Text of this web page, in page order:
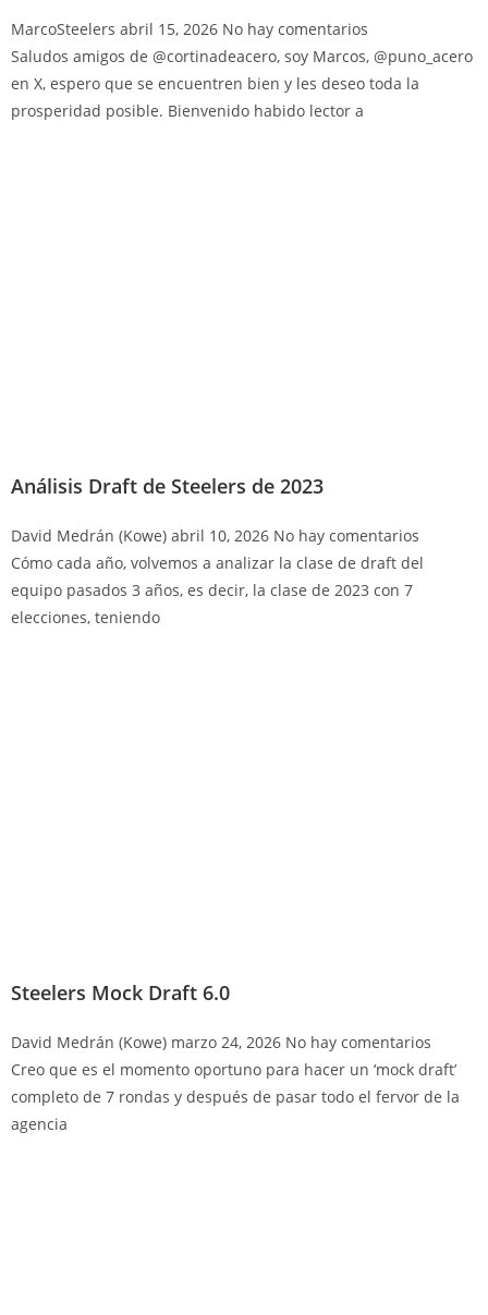
MarcoSteelers abril 15, 2026 No hay comentarios
Saludos amigos de @cortinadeacero, soy Marcos, @puno_acero
en X, espero que se encuentren bien y les deseo toda la
prosperidad posible. Bienvenido habido lector a
Análisis Draft de Steelers de 2023
David Medrán (Kowe) abril 10, 2026 No hay comentarios
Cómo cada año, volvemos a analizar la clase de draft del
equipo pasados 3 años, es decir, la clase de 2023 con 7
elecciones, teniendo
Steelers Mock Draft 6.0
David Medrán (Kowe) marzo 24, 2026 No hay comentarios
Creo que es el momento oportuno para hacer un ‘mock draft’
completo de 7 rondas y después de pasar todo el fervor de la
agencia